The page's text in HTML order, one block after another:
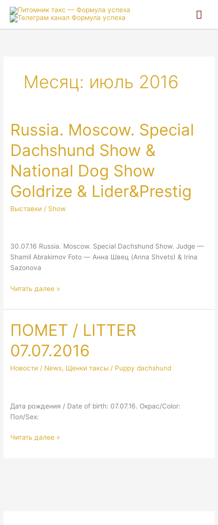
Месяц: июль 2016
Russia. Moscow. Special
Dachshund Show &
National Dog Show
Goldrize & Lider&Prestig
Выставки / Show
30.07.16 Russia. Moscow. Special Dachshund Show. Judge —
Shamil Abrakimov Foto — Анна Швец (Anna Shvets) & Irina
Sazonova
Russia.
Special
Show
National
Lider&Prestig
Читать далее »
ПОМЕТ / LITTER
07.07.2016
Новости / News, Щенки таксы / Puppy dachshund
Дата рождения / Date of birth: 07.07.16. Окрас/Color:
Пол/Sex:
ПОМЕТ
Читать далее »